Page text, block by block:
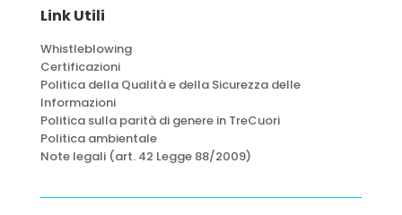
Link Utili
Whistleblowing
Certificazioni
Politica della Qualità e della Sicurezza delle
Informazioni
Politica sulla parità di genere in TreCuori
Politica ambientale
Note legali (art. 42 Legge 88/2009)